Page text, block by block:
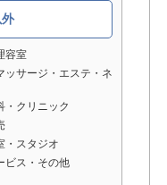
容室
ッサージ・エステ・ネ
・クリニック
・スタジオ
ビス・その他